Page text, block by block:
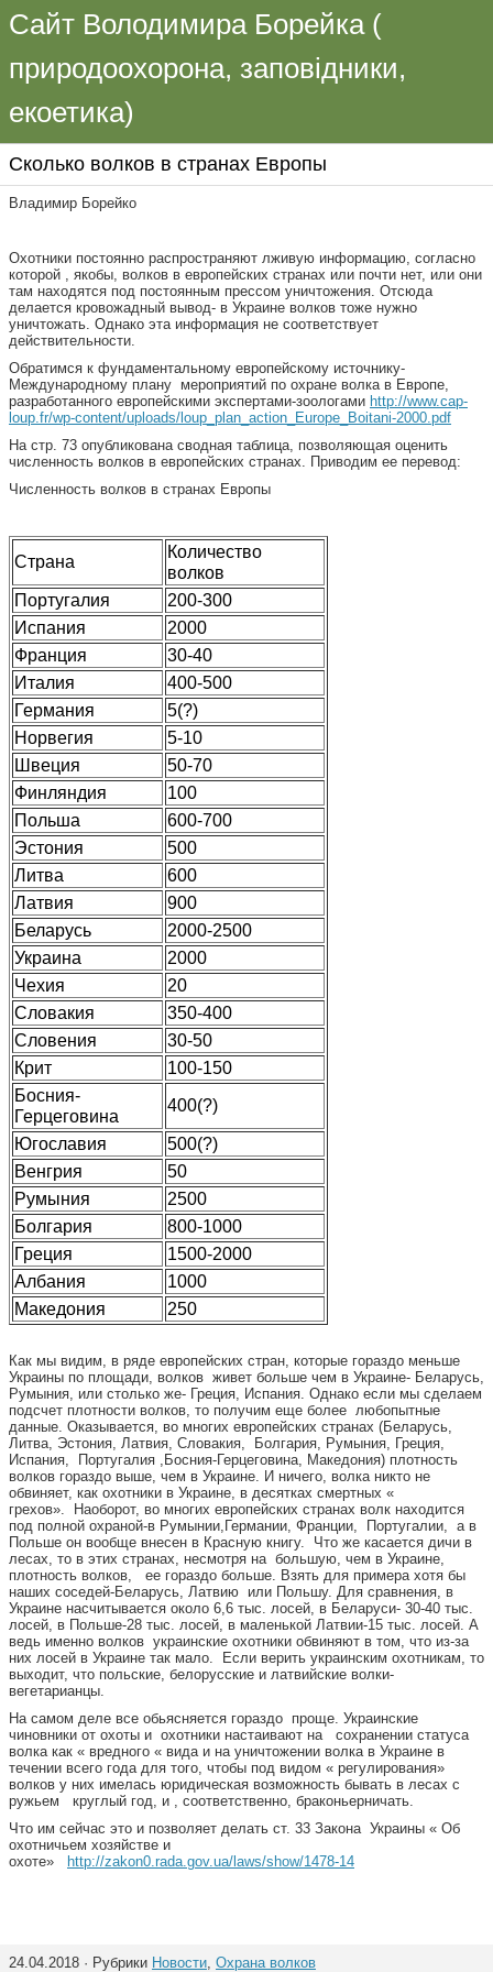
Сайт Володимира Борейка (
природоохорона, заповідники,
екоетика)
Сколько волков в странах Европы
Владимир Борейко
Охотники постоянно распространяют лживую информацию, согласно
которой , якобы, волков в европейских странах или почти нет, или они
там находятся под постоянным прессом уничтожения. Отсюда
делается кровожадный вывод- в Украине волков тоже нужно
уничтожать. Однако эта информация не соответствует
действительности.
Обратимся к фундаментальному европейскому источнику-
Международному плану мероприятий по охране волка в Европе,
разработанного европейскими экспертами-зоологами http://www.cap-
loup.fr/wp-content/uploads/loup_plan_action_Europe_Boitani-2000.pdf
На стр. 73 опубликована сводная таблица, позволяющая оценить
численность волков в европейских странах. Приводим ее перевод:
Численность волков в странах Европы
Страна
Количество
волков
Португалия
200-300
Испания
2000
Франция
30-40
Италия
400-500
Германия
5(?)
Норвегия
5-10
Швеция
50-70
Финляндия
100
Польша
600-700
Эстония
500
Литва
600
Латвия
900
Беларусь
2000-2500
Украина
2000
Чехия
20
Словакия
350-400
Словения
30-50
Крит
100-150
Босния-
Герцеговина
400(?)
Югославия
500(?)
Венгрия
50
Румыния
2500
Болгария
800-1000
Греция
1500-2000
Албания
1000
Македония
250
Как мы видим, в ряде европейских стран, которые гораздо меньше
Украины по площади, волков живет больше чем в Украине- Беларусь,
Румыния, или столько же- Греция, Испания. Однако если мы сделаем
подсчет плотности волков, то получим еще более любопытные
данные. Оказывается, во многих европейских странах (Беларусь,
Литва, Эстония, Латвия, Словакия, Болгария, Румыния, Греция,
Испания, Португалия ,Босния-Герцеговина, Македония) плотность
волков гораздо выше, чем в Украине. И ничего, волка никто не
обвиняет, как охотники в Украине, в десятках смертных «
грехов». Наоборот, во многих европейских странах волк находится
под полной охраной-в Румынии,Германии, Франции, Португалии, а в
Польше он вообще внесен в Красную книгу. Что же касается дичи в
лесах, то в этих странах, несмотря на большую, чем в Украине,
плотность волков, ее гораздо больше. Взять для примера хотя бы
наших соседей-Беларусь, Латвию или Польшу. Для сравнения, в
Украине насчитывается около 6,6 тыс. лосей, в Беларуси- 30-40 тыс.
лосей, в Польше-28 тыс. лосей, в маленькой Латвии-15 тыс. лосей. А
ведь именно волков украинские охотники обвиняют в том, что из-за
них лосей в Украине так мало. Если верить украинским охотникам, то
выходит, что польские, белорусские и латвийские волки-
вегетарианцы.
На самом деле все обьясняется гораздо проще. Украинские
чиновники от охоты и охотники настаивают на сохранении статуса
волка как « вредного « вида и на уничтожении волка в Украине в
течении всего года для того, чтобы под видом « регулирования»
волков у них имелась юридическая возможность бывать в лесах с
ружьем круглый год, и , соответственно, браконьерничать.
Что им сейчас это и позволяет делать ст. 33 Закона Украины « Об
охотничьем хозяйстве и
охоте»
http://zakon0.rada.gov.ua/laws/show/1478-14
24.04.2018 · Рубрики Новости, Охрана волков